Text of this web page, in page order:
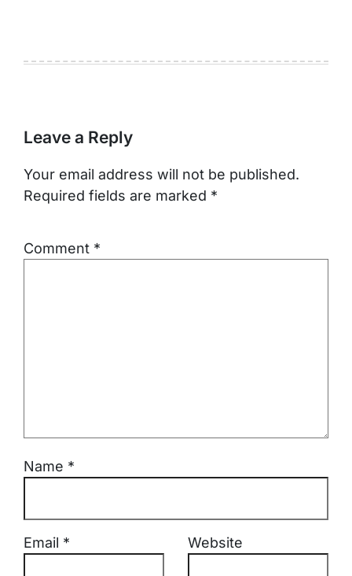
Leave a Reply
Your email address will not be published.
Required fields are marked *
Comment *
Name *
Email * Website